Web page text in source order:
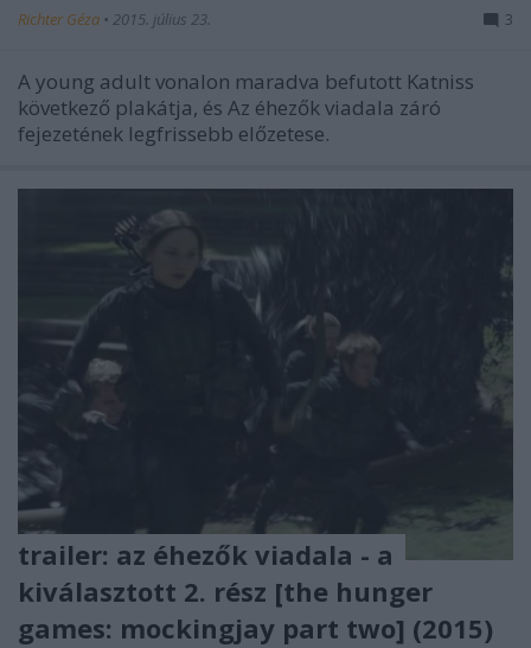
Richter Géza • 2015. július 23. 3
A young adult vonalon maradva befutott Katniss
következő plakátja, és Az éhezők viadala záró
fejezetének legfrissebb előzetese.
trailer: az éhezők viadala - a
kiválasztott 2. rész [the hunger
games: mockingjay part two] (2015)